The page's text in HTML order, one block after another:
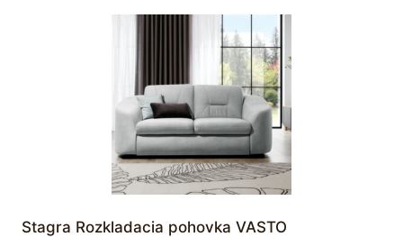
Stagra Rozkladacia pohovka VASTO